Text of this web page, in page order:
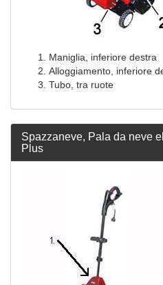
Maniglia, inferiore destra
Alloggiamento, inferiore
Tubo, tra ruote
Spazzaneve, Pala da neve
Plus